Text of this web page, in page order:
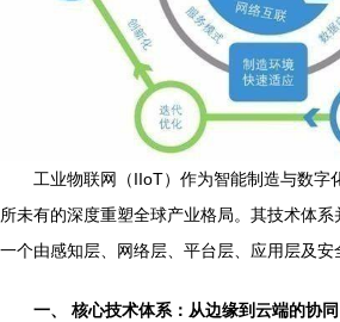
工业物联网（IIoT）作为智能制造与数字
所未有的深度重塑全球产业格局。其技术体
一个由感知层、网络层、平台层、应用层及安
一、 核心技术体系：从边缘到云端的协同